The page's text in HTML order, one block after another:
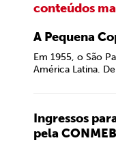
conteúdos
A Pequena
Em 1955, o São
América Latina.
Ingressos
pela